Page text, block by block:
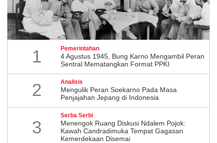
1 Pemerintahan
4 Agustus 1945, Bung Karno Mengambil Peran
Sentral Mematangkan Format PPKI
2 Analisis
Mengulik Peran Soekarno Pada Masa
Penjajahan Jepang di Indonesia
3
Serba Serbi
Menengok Ruang Diskusi Ndalem Pojok:
Kawah Candradimuka Tempat Gagasan
Kemerdekaan Disemai